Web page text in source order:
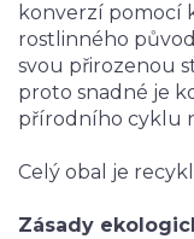
konverzí pomocí
rostlinného
svou přirozenou
proto snadné je
přírodního cyklu
Celý obal je
Zásady